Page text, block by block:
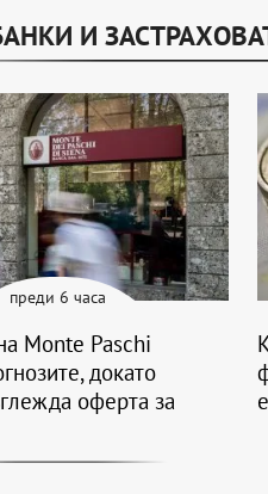
И
преди 6 часа
Monte Paschi
докато
оферта за